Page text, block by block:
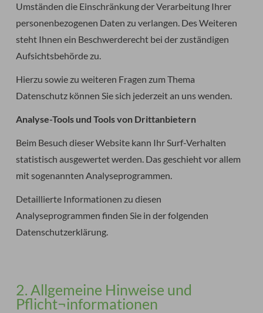
Umständen die Einschränkung der Verarbeitung Ihrer
personenbezogenen Daten zu verlangen. Des Weiteren
steht Ihnen ein Beschwerderecht bei der zuständigen
Aufsichtsbehörde zu.
Hierzu sowie zu weiteren Fragen zum Thema
Datenschutz können Sie sich jederzeit an uns wenden.
Analyse-Tools und Tools von Dritt­anbietern
Beim Besuch dieser Website kann Ihr Surf-Verhalten
statistisch ausgewertet werden. Das geschieht vor allem
mit sogenannten Analyseprogrammen.
Detaillierte Informationen zu diesen
Analyseprogrammen finden Sie in der folgenden
Datenschutzerklärung.
2. Allgemeine Hinweise und
Pflicht¬informationen